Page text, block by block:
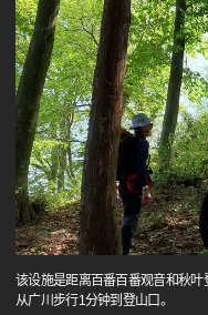
该设施是距离百番百番观音和秋叶
从广川步行1分钟到登山口。